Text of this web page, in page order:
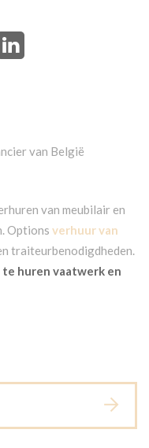
van België
van meubilair en
Options verhuur van
traiteurbenodigdheden.
huren vaatwerk en